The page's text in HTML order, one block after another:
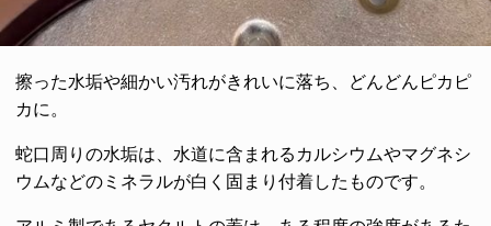
擦った水垢や細かい汚れがきれいに落ち、どんどんピカピ
カに。
蛇口周りの水垢は、水道に含まれるカルシウムやマグネシ
ウムなどのミネラルが白く固まり付着したものです。